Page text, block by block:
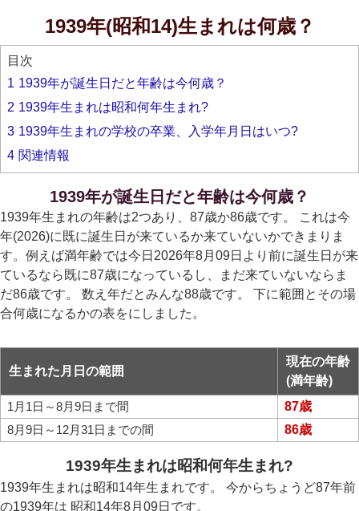
1939年(昭和14)生まれは何歳？
目次
1 1939年が誕生日だと年齢は今何歳？
2 1939年生まれは昭和何年生まれ?
3 1939年生まれの学校の卒業、入学年月日はいつ?
4 関連情報
1939年が誕生日だと年齢は今何歳？
1939年生まれの年齢は2つあり、87歳か86歳です。 これは今
年(2026)に既に誕生日が来ているか来ていないかできまりま
す。例えば満年齢では今日2026年8月09日より前に誕生日が来
ているなら既に87歳になっているし、まだ来ていないならま
だ86歳です。 数え年だとみんな88歳です。 下に範囲とその場
合何歳になるかの表をにしました。
生まれた月日の範囲
現在の年齢
(満年齢)
1月1日～8月9日まで間
87歳
8月9日～12月31日までの間
86歳
1939年生まれは昭和何年生まれ?
1939年生まれは昭和14年生まれです。 今からちょうど87年前
の1939年は 昭和14年8月09日です。